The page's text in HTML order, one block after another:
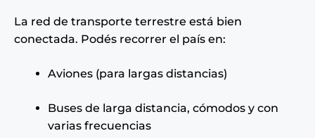
La red de transporte terrestre está bien
conectada. Podés recorrer el país en:
Aviones (para largas distancias)
Buses de larga distancia, cómodos y con
varias frecuencias